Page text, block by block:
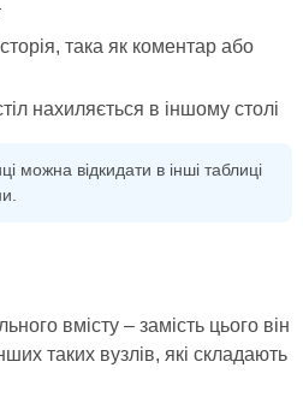
така як коментар або
нахиляється в іншому столі
можна відкидати в інші таблиці
вмісту – замість цього він
таких вузлів, які складають